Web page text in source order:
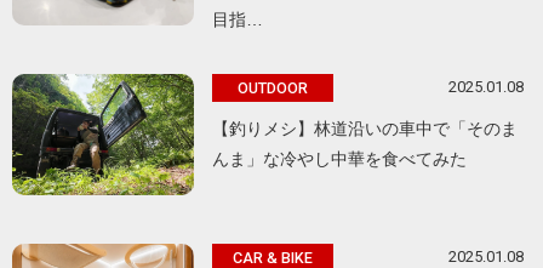
目指…
OUTDOOR 2025.01.08
【釣りメシ】林道沿いの車中で「そのま
んま」な冷やし中華を食べてみた
CAR & BIKE 2025.01.08